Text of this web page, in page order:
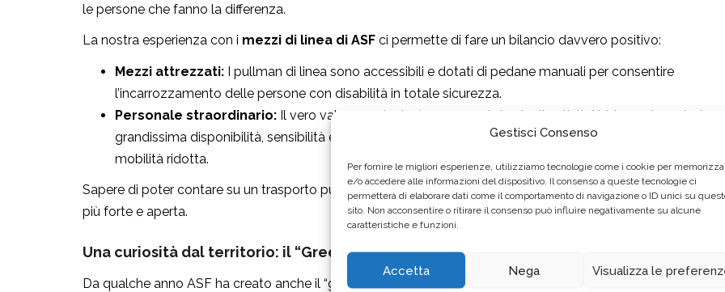
Gestisci Consenso
Per fornire le migliori esperienze, utilizziamo tecnologie come i cookie per
e/o accedere alle informazioni del dispositivo. Il consenso a queste tecnologie ci
permetterà di elaborare dati come il comportamento di navigazione o ID unici su
sito. Non acconsentire o ritirare il consenso può influire negativamente su alcune
caratteristiche e funzioni.
Accetta Nega Visualizza le
le persone che fanno la differenza.
La nostra esperienza con i mezzi di linea di ASF ci permette di fare un bilancio davvero positivo:
Mezzi attrezzati: I pullman di linea sono accessibili e dotati di pedane manuali per consentire
l’incarrozzamento delle persone con disabilità in totale sicurezza.
Personale straordinario: Il vero valore aggiunto è rappresentato dagli autisti. Abbiamo riscontrato
grandissima disponibilità, sensibilità e prontezza nel gestire la pedana e nell’accogliere i passeggeri con
mobilità ridotta.
Sapere di poter contare su un trasporto pubblico inclusivo e su personale così preparato rende la nostra
più forte e aperta.
Una curiosità dal territorio: il “Green Bus”
Da qualche anno ASF ha creato anche il “green Bus”: un autobus interamente ricoperto di piante e fiori